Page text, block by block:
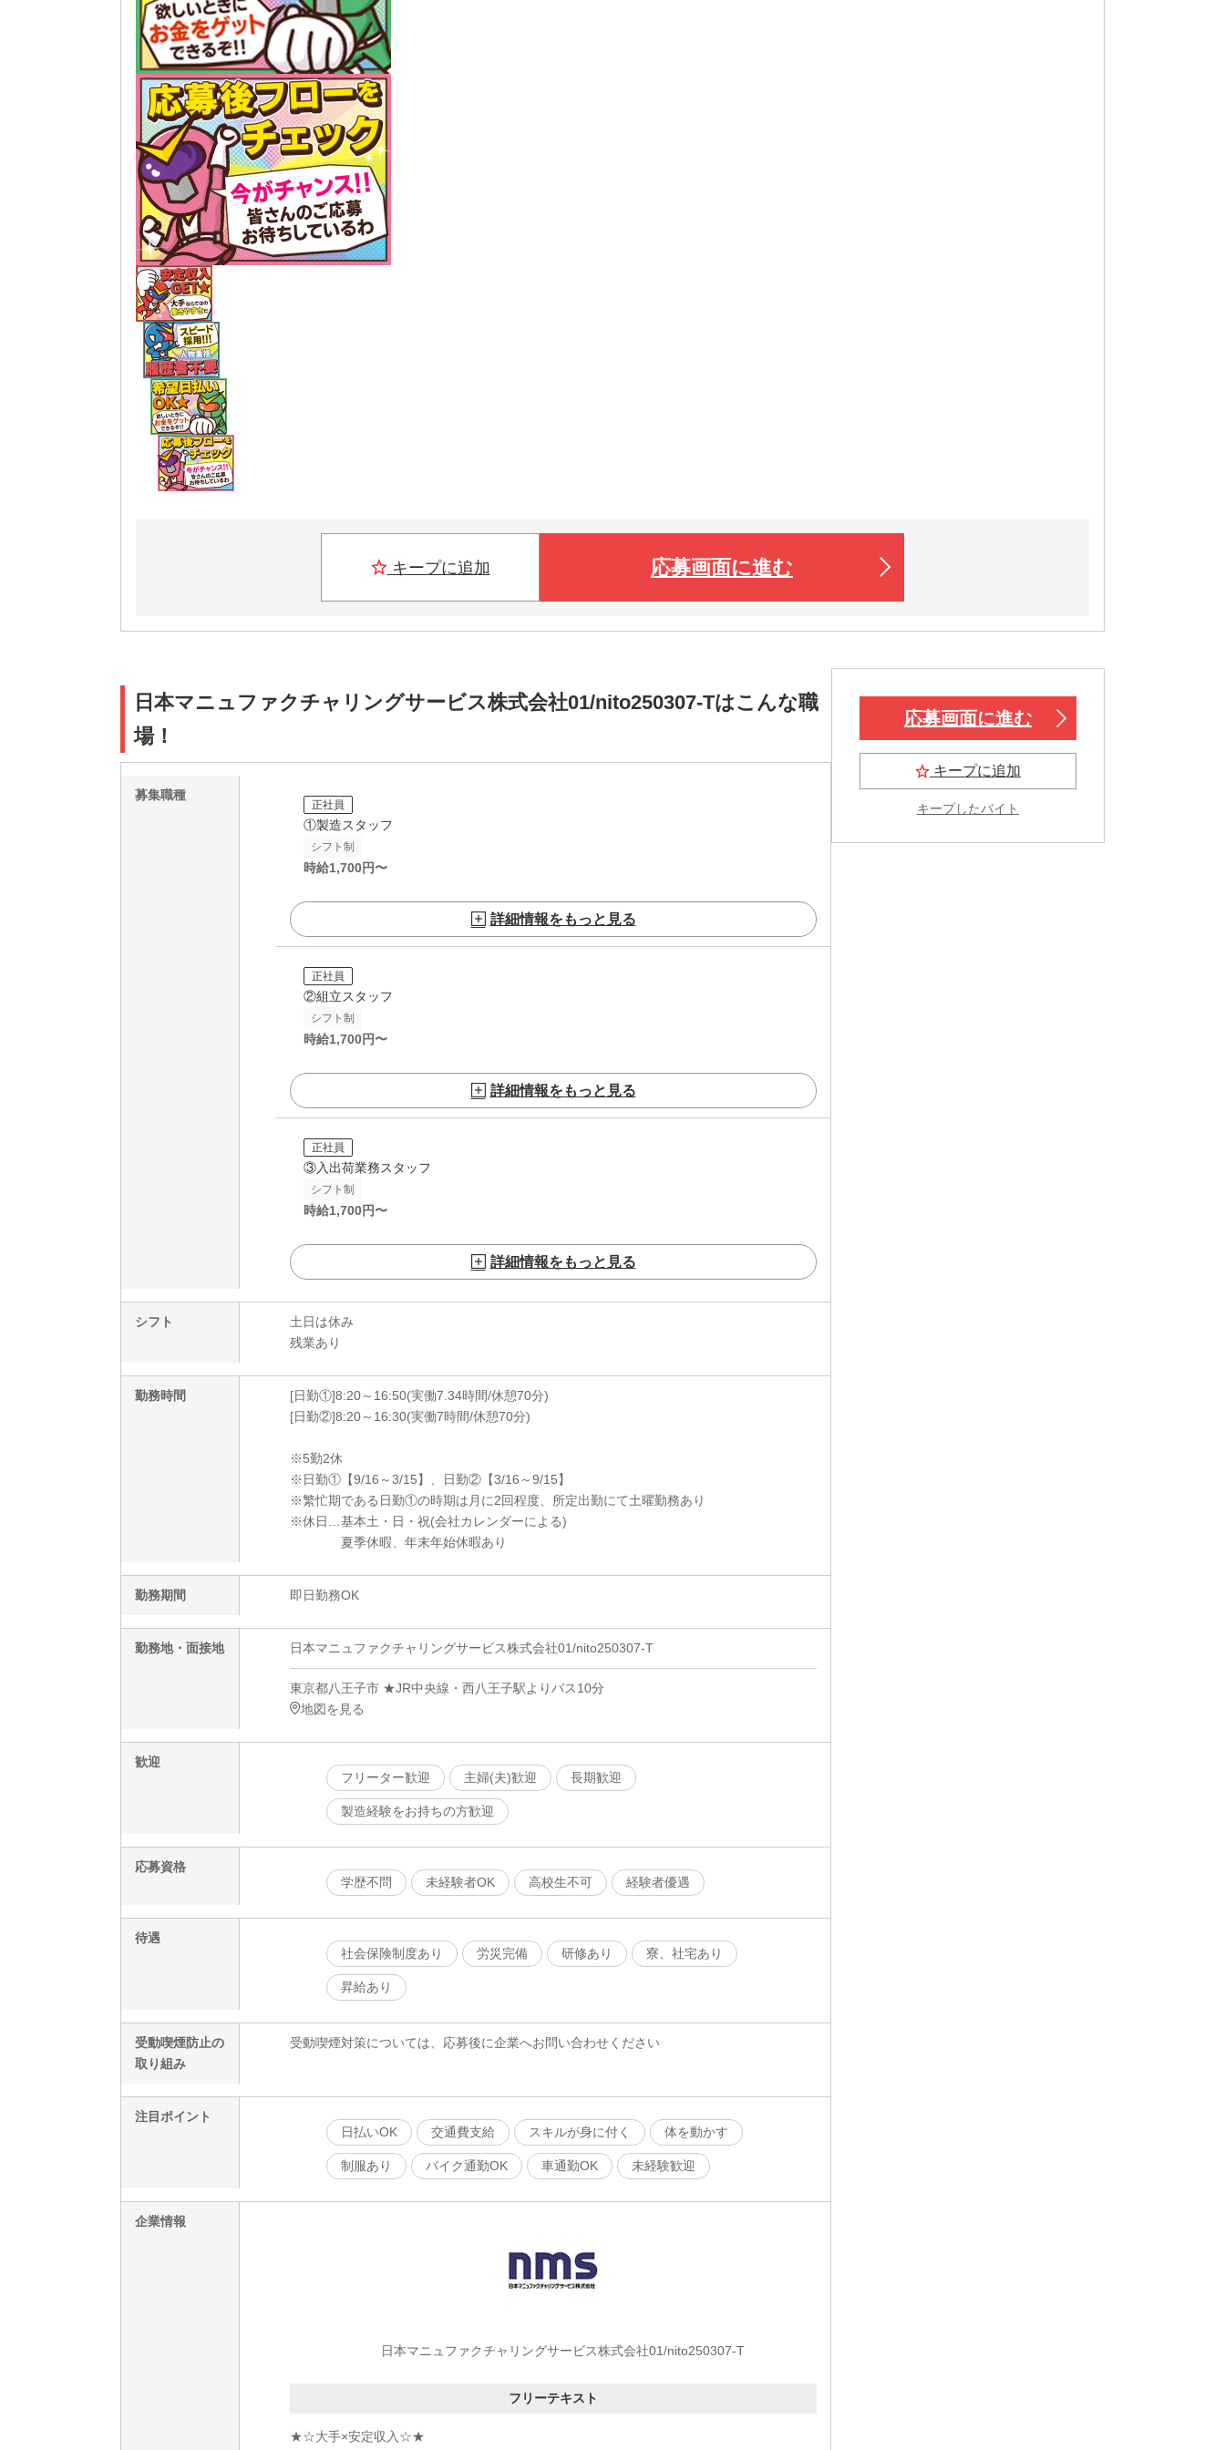
キープに追加 応募画面に進む
日本マニュファクチャリングサービス株式会社01/nito250307-Tはこんな職
場！
募集職種
正社員
①製造スタッフ
シフト制
時給1,700円〜
詳細情報をもっと見る
正社員
②組立スタッフ
シフト制
時給1,700円〜
詳細情報をもっと見る
正社員
③入出荷業務スタッフ
シフト制
時給1,700円〜
詳細情報をもっと見る
シフト
土日は休み
残業あり
勤務時間
[日勤①]8:20～16:50(実働7.34時間/休憩70分)
[日勤②]8:20～16:30(実働7時間/休憩70分)
※5勤2休
※日勤①【9/16～3/15】、日勤②【3/16～9/15】
※繁忙期である日勤①の時期は月に2回程度、所定出勤にて土曜勤務あり
※休日…基本土・日・祝(会社カレンダーによる)
夏季休暇、年末年始休暇あり
勤務期間 即日勤務OK
勤務地・面接地 日本マニュファクチャリングサービス株式会社01/nito250307-T
東京都八王子市 ★JR中央線・西八王子駅よりバス10分
地図を見る
歓迎
フリーター歓迎
主婦(夫)歓迎 長期歓迎
製造経験をお持ちの方歓迎
応募資格
学歴不問
未経験者OK 高校生不可 経験者優遇
待遇
社会保険制度あり
労災完備 研修あり 寮、社宅あり
昇給あり
受動喫煙防止の
取り組み
受動喫煙対策については、応募後に企業へお問い合わせください
注目ポイント
日払いOK
交通費支給 スキルが身に付く 体を動かす
制服あり バイク通勤OK 車通勤OK 未経験歓迎
企業情報
日本マニュファクチャリングサービス株式会社01/nito250307-T
フリーテキスト
★☆大手×安定収入☆★
応募画面に進む
キープに追加
キープしたバイト